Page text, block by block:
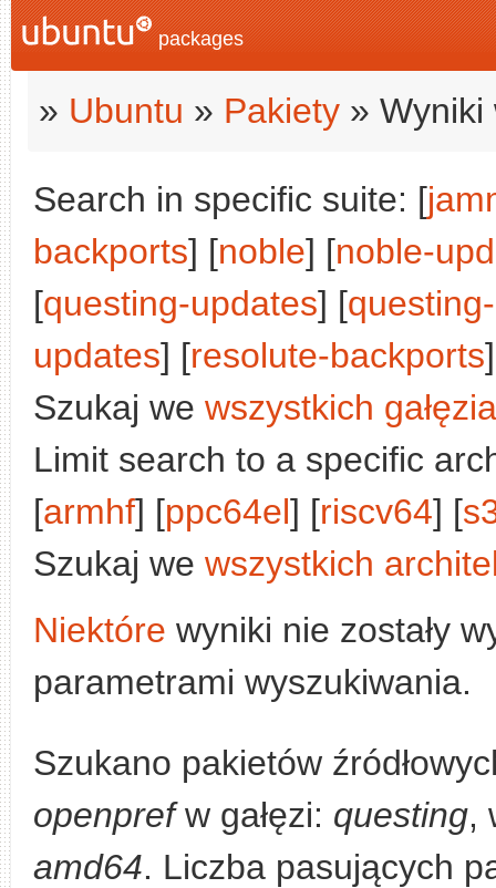
packages
» Ubuntu » Pakiety » Wyniki
Search in specific suite: [
backports] [noble] [noble-
[questing-updates] [
updates] [resolute-backports
Szukaj we wszystkich
Limit search to a specific
[armhf] [ppc64el] [riscv64] [
Szukaj we wszystkich
Niektóre wyniki nie zostały
parametrami wyszukiwania.
Szukano pakietów
openprefw gałęzi: questing,
amd64. Liczba pasujących